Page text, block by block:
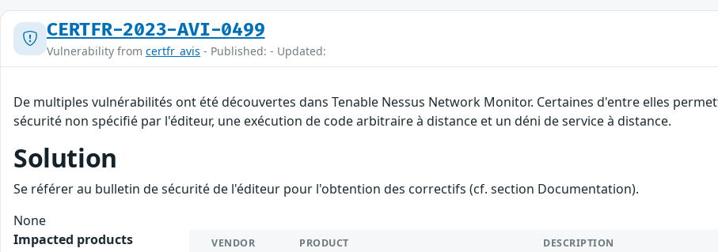
CERTFR-2023-AVI-0499
Vulnerability from certfr_avis - Published: - Updated:
De multiples vulnérabilités ont été découvertes dans Tenable Nessus Network Monitor. Certaines d'entre elles
sécurité non spécifié par l'éditeur, une exécution de code arbitraire à distance et un déni de service à distance.
Solution
Se référer au bulletin de sécurité de l'éditeur pour l'obtention des correctifs (cf. section Documentation).
None
Impacted products
VENDOR PRODUCT DESCRIPTION